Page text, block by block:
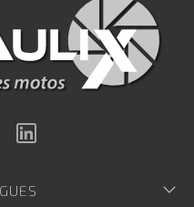
Instagram